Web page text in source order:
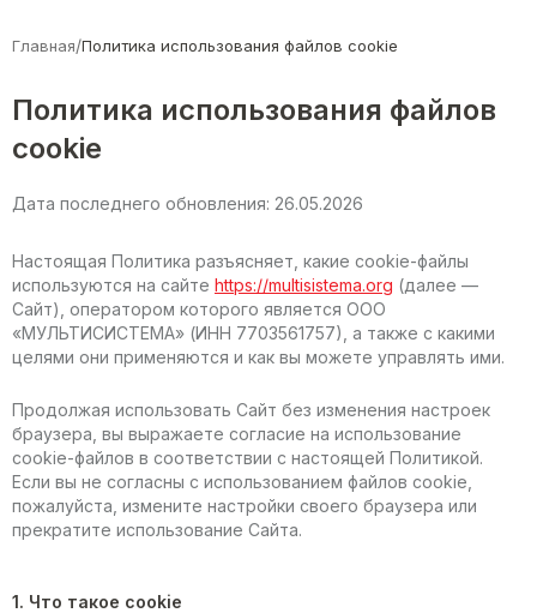
Главная/Политика использования файлов cookie
Политика использования файлов
cookie
Дата последнего обновления: 26.05.2026
Настоящая Политика разъясняет, какие cookie-файлы
используются на сайте https://multisistema.org (далее —
Сайт), оператором которого является ООО
«МУЛЬТИСИСТЕМА» (ИНН 7703561757), а также с какими
целями они применяются и как вы можете управлять ими.
Продолжая использовать Сайт без изменения настроек
браузера, вы выражаете согласие на использование
cookie-файлов в соответствии с настоящей Политикой.
Если вы не согласны с использованием файлов cookie,
пожалуйста, измените настройки своего браузера или
прекратите использование Сайта.
1. Что такое cookie